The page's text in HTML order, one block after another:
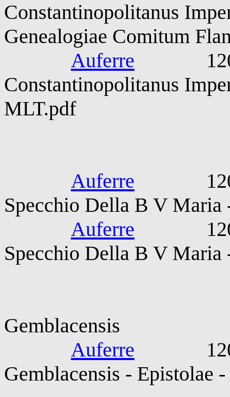
Constantinopolitanus
Genealogiae Comitum
Auferre 1204-
Constantinopolitanus
MLT.pdf
Auferre 1207-
Specchio Della B V Maria
Auferre 1207-
Specchio Della B V Maria
Gemblacensis
Auferre 1208-
Gemblacensis - Epistolae